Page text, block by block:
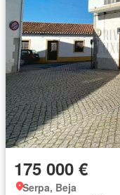
175 000 €
Serpa, Beja